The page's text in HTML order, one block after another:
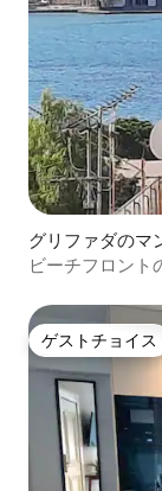
グリファダのマ
ビーチフロント
ゲストチョイス
ゲストチョイス